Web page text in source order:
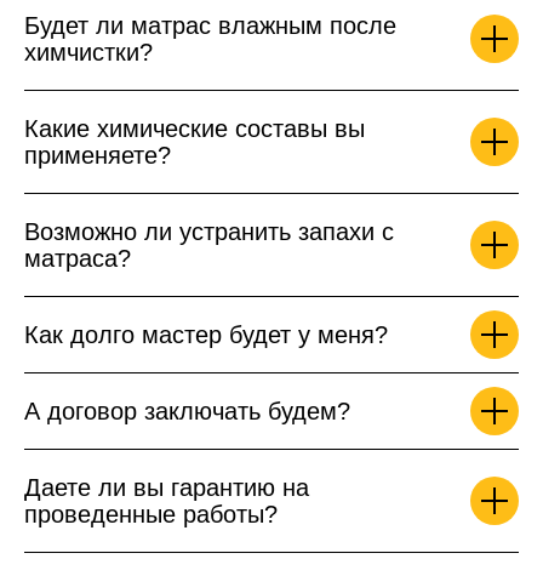
Будет ли матрас влажным после
химчистки?
Какие химические составы вы
применяете?
Возможно ли устранить запахи с
матраса?
Как долго мастер будет у меня?
А договор заключать будем?
Даете ли вы гарантию на
проведенные работы?